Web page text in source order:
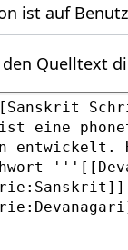
ist auf
Quelltext